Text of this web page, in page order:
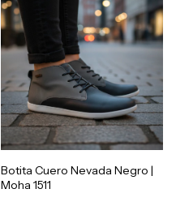
Botita Cuero Nevada Negro |
Moha 1511